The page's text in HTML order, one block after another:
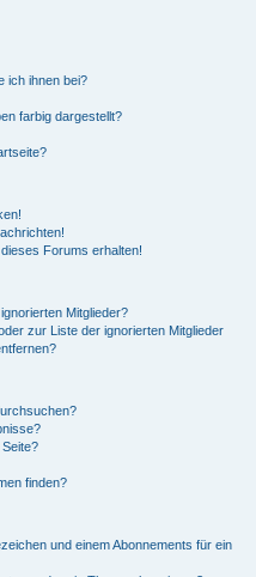
ich ihnen bei?
farbig dargestellt?
Forums erhalten!
Mitglieder?
zur Liste der ignorierten Mitglieder
finden?
und einem Abonnements für ein